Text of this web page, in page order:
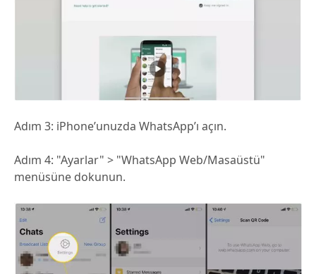
Adım 3: iPhone’unuzda WhatsApp’ı açın.
Adım 4: "Ayarlar" > "WhatsApp Web/Masaüstü"
menüsüne dokunun.